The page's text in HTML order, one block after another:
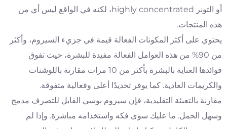
أو التونر highly concentrated، لكنه في الواقع ليس أي من
هذه المنتجات.
يحتوي على أكثر المكونات الفعالة قيمة في جزيء السيروم، وأكثر
من 90% من هذه العوامل الفعالة مفيدة للبشرة، حيث تفوق
فوائدها العناية بالبشرة بأكثر من 10 مرات مقارنة باللوشنات
والكريمات العادية. كما يوفر تحديدًا أعلى وفعالية متفوقة.
مقارنة بالتعبئة التقليدية، فإن سيروم بوسي القابل للتصرف مدمج
وسهل الحمل. ما عليك سوى فكه واستخدامه مباشرة. وإذا لم